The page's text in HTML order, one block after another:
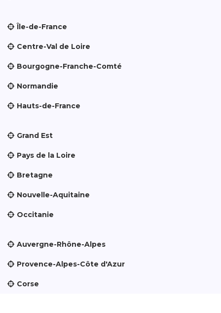
Île-de-France
Centre-Val de Loire
Bourgogne-Franche-Comté
Normandie
Hauts-de-France
Grand Est
Pays de la Loire
Bretagne
Nouvelle-Aquitaine
Occitanie
Auvergne-Rhône-Alpes
Provence-Alpes-Côte d'Azur
Corse